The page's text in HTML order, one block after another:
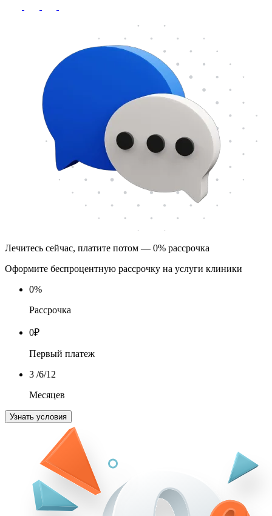
Лечитесь сейчас, платите потом — 0% рассрочка
Оформите беспроцентную рассрочку на услуги клиники
0%
Рассрочка
0₽
Первый платеж
3 /6/12
Месяцев
Узнать условия